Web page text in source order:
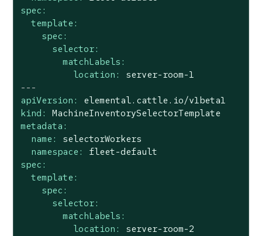
spec:
template:
spec:
selector:
matchLabels:
location:
server-room-1
---
apiVersion:
elemental.cattle.io/v1beta1
kind:
MachineInventorySelectorTemplate
metadata:
name:
selectorWorkers
namespace:
fleet-default
spec:
template:
spec:
selector:
matchLabels:
location:
server-room-2